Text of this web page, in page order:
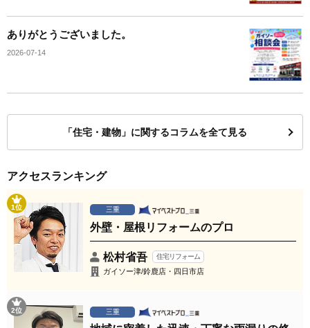
ありがとうございました。
2026-07-14
「住宅・建物」に関するコラムを全て見る
アクセスランキング
1位 三重
外壁・屋根リフォームのプロ
松村省吾 住宅リフォーム
ガイソー津/鈴鹿店・四日市店
2位 三重